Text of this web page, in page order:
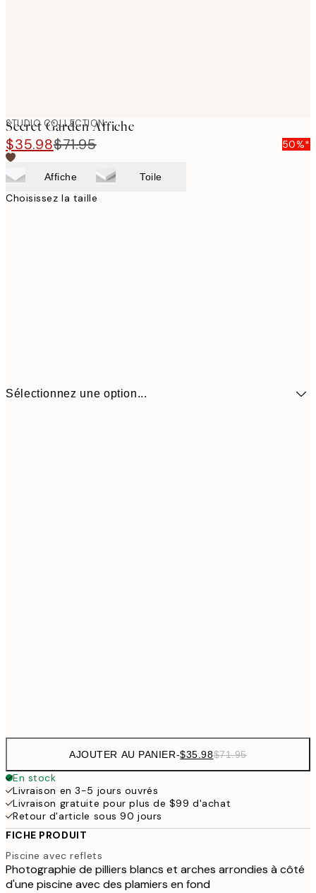
STUDIO COLLECTION
Secret Garden Affiche
$35.98$71.95 50%*
Affiche Toile
Choisissez la taille
Sélectionnez une option...
AJOUTER AU PANIER-$35.98$71.95
En stock
Livraison en 3-5 jours ouvrés
Livraison gratuite pour plus de $99 d'achat
Retour d'article sous 90 jours
FICHE PRODUIT
Piscine avec reflets
Photographie de pilliers blancs et arches arrondies à côté
d'une piscine avec des plamiers en fond